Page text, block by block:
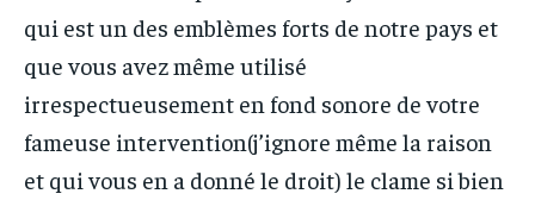
qui est un des emblèmes forts de notre pays et
que vous avez même utilisé
irrespectueusement en fond sonore de votre
fameuse intervention(j’ignore même la raison
et qui vous en a donné le droit) le clame si bien